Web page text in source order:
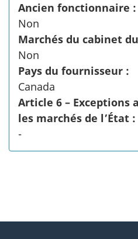
Ancien fonctionnaire :
Non
Marchés du cabinet
Non
Pays du fournisseur :
Canada
Article 6 – Exceptions
les marchés de l’État :
-
D